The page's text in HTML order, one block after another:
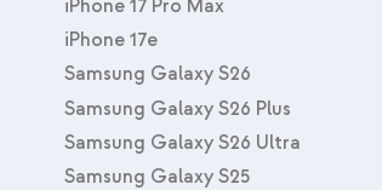
iPhone 17 Pro Max
iPhone 17e
Samsung Galaxy S26
Samsung Galaxy S26 Plus
Samsung Galaxy S26 Ultra
Samsung Galaxy S25